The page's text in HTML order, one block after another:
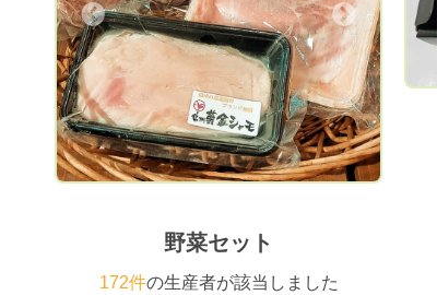
Next
野菜セット
172件の生産者が該当しました